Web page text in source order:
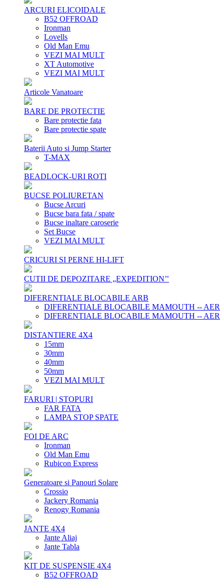
ARCURI ELICOIDALE
B52 OFFROAD
Ironman
Lovells
Old Man Emu
VEZI MAI MULT
XT Automotive
VEZI MAI MULT
Articole Vanatoare
BARE DE PROTECTIE
Bare protectie fata
Bare protectie spate
Baterii Auto si Jump Starter
T-MAX
BEADLOCK-URI ROTI
BUCSE POLIURETAN
Bucse Arcuri
Bucse bara fata / spate
Bucse inaltare caroserie
Set Bucse
VEZI MAI MULT
CRICURI SI PERNE HI-LIFT
CUTII DE DEPOZITARE „EXPEDITION’’
DIFERENTIALE BLOCABILE ARB
DIFERENTIALE BLOCABILE MAMOUTH -- AER
DIFERENTIALE BLOCABILE MAMOUTH -- AER
DISTANTIERE 4X4
15mm
30mm
40mm
50mm
VEZI MAI MULT
FARURI | STOPURI
FAR FATA
LAMPA STOP SPATE
FOI DE ARC
Ironman
Old Man Emu
Rubicon Express
Generatoare si Panouri Solare
Crossio
Jackery Romania
Renogy Romania
JANTE 4X4
Jante Aliaj
Jante Tabla
KIT DE SUSPENSIE 4X4
B52 OFFROAD